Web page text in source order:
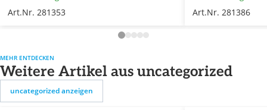
Art.Nr. 281353 Art.Nr. 281386
MEHR ENTDECKEN
Weitere Artikel aus uncategorized
uncategorized anzeigen